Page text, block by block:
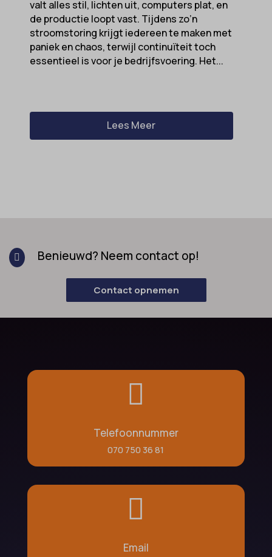
valt alles stil, lichten uit, computers plat, en
de productie loopt vast. Tijdens zo’n
stroomstoring krijgt iedereen te maken met
paniek en chaos, terwijl continuïteit toch
essentieel is voor je bedrijfsvoering. Het...
Lees Meer
 Benieuwd? Neem contact op!
Contact opnemen

Telefoonnummer
070 750 36 81

Email